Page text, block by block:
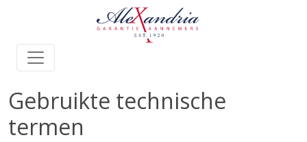
Gebruikte technische
termen